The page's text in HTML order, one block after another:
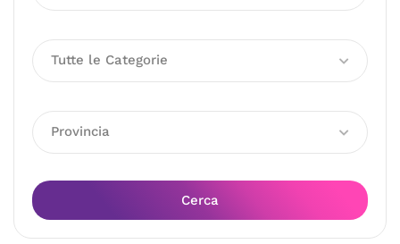
Tutte le Categorie
Provincia
Cerca